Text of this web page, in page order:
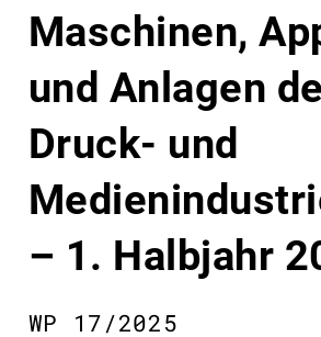
Maschinen,
und Anlagen
Druck- und
– 1. Halbjahr
WP 17/2025